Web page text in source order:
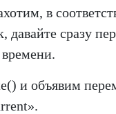
в
сразу
и объявим